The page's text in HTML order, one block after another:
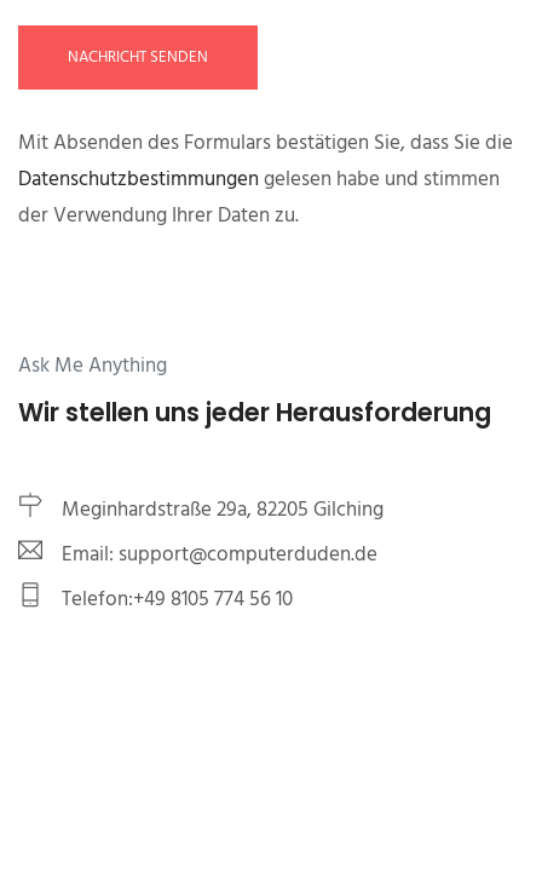
NACHRICHT SENDEN
Mit Absenden des Formulars bestätigen Sie, dass Sie die
Datenschutzbestimmungengelesen habe und stimmen
der Verwendung Ihrer Daten zu.
Ask Me Anything
Wir stellen uns jeder Herausforderung
Meginhardstraße 29a, 82205 Gilching
Email: support@computerduden.de
Telefon:+49 8105 774 56 10